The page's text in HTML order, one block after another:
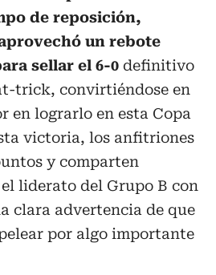
de reposición,
un rebote
sellar el 6-0 definitivo
trick, convirtiéndose en
en lograrlo en esta Copa
victoria, los anfitriones
y comparten
liderato del Grupo B con
clara advertencia de que
por algo importante